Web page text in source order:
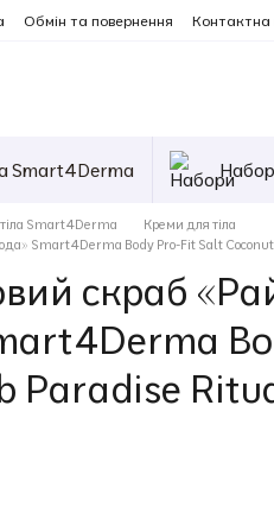
Обмін та повернення Контактна
Smart4Derma
Smart4Derma
Креми для тіла
Smart4Derma Body Pro-Fit Salt
скраб
Paradise